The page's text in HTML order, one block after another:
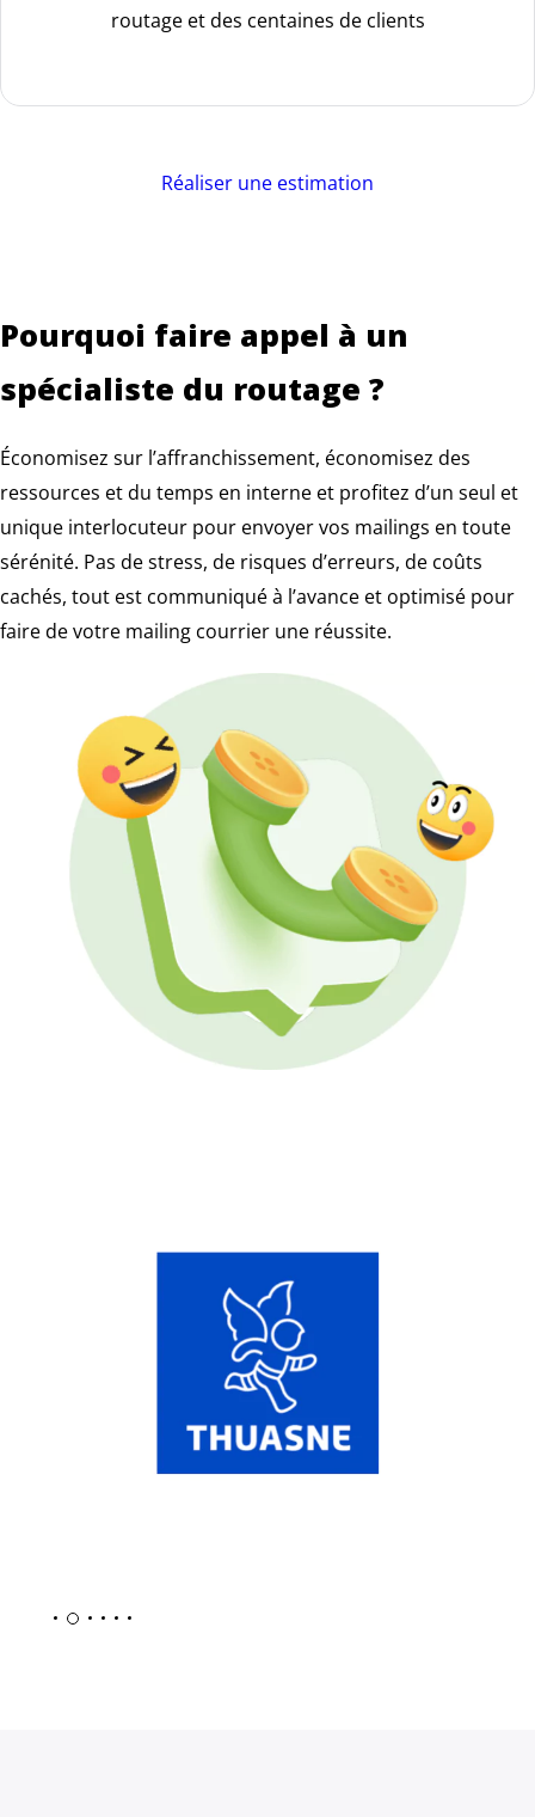
routage et des centaines de clients
Réaliser une estimation
Pourquoi faire appel à un
spécialiste du routage ?
Économisez sur l’affranchissement, économisez des
ressources et du temps en interne et profitez d’un seul et
unique interlocuteur pour envoyer vos mailings en toute
sérénité. Pas de stress, de risques d’erreurs, de coûts
cachés, tout est communiqué à l’avance et optimisé pour
faire de votre mailing courrier une réussite.